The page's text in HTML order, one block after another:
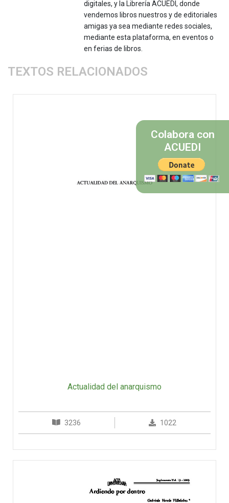
digitales, y la Librería ACUEDI, donde
vendemos libros nuestros y de editoriales
amigas ya sea mediante redes sociales,
mediante esta plataforma, en eventos o
en ferias de libros.
TEXTOS RELACIONADOS
Actualidad del anarquismo
3236 1022
Colabora con
ACUEDI